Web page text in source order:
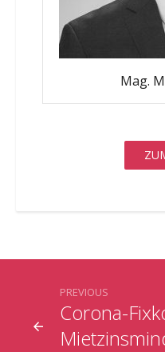
Mag.
Corona-
PREVIOUS